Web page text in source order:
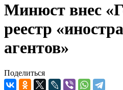
Минюст внес
реестр
агентов»
Поделиться